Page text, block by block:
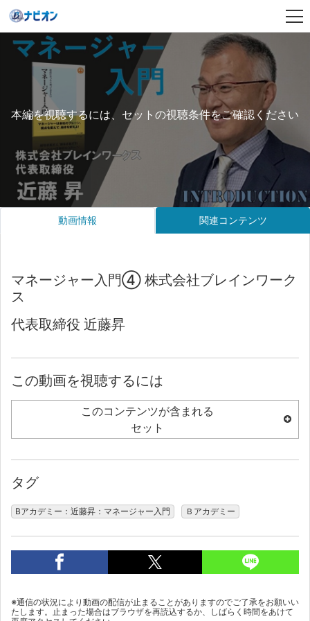
本編を視聴するには、セットの視聴条件をご確認ください
動画情報 関連コンテンツ
マネージャー入門④ 株式会社ブレインワーク
ス
代表取締役 近藤昇
この動画を視聴するには
このコンテンツが含まれる
セット
タグ
Bアカデミー：近藤昇：マネージャー入門 Ｂアカデミー
※通信の状況により動画の配信が止まることがありますのでご了承をお願いい
たします。止まった場合はブラウザを再読込するか、しばらく時間をあけて